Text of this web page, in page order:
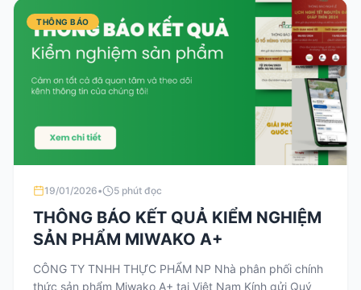
THÔNG BÁO
19/01/2026• 5 phút đọc
THÔNG BÁO KẾT QUẢ KIỂM NGHIỆM
SẢN PHẨM MIWAKO A+
CÔNG TY TNHH THỰC PHẨM NP Nhà phân phối chính
thức sản phẩm Miwako A+ tại Việt Nam Kính gửi Quý